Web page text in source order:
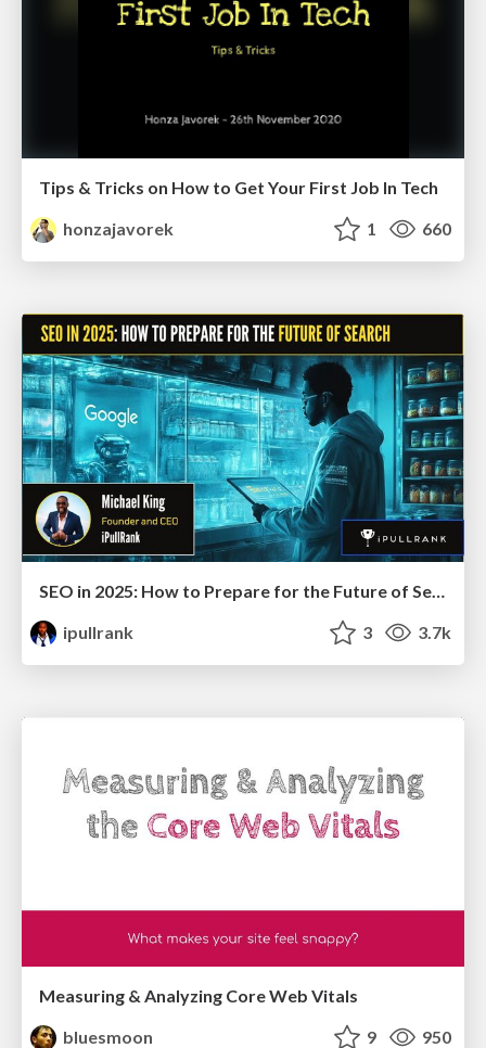
Tips & Tricks on How to Get Your First Job In Tech
honzajavorek
1 660
SEO in 2025: How to Prepare for the Future of Search
ipullrank
3 3.7k
Measuring & Analyzing Core Web Vitals
bluesmoon
9 950